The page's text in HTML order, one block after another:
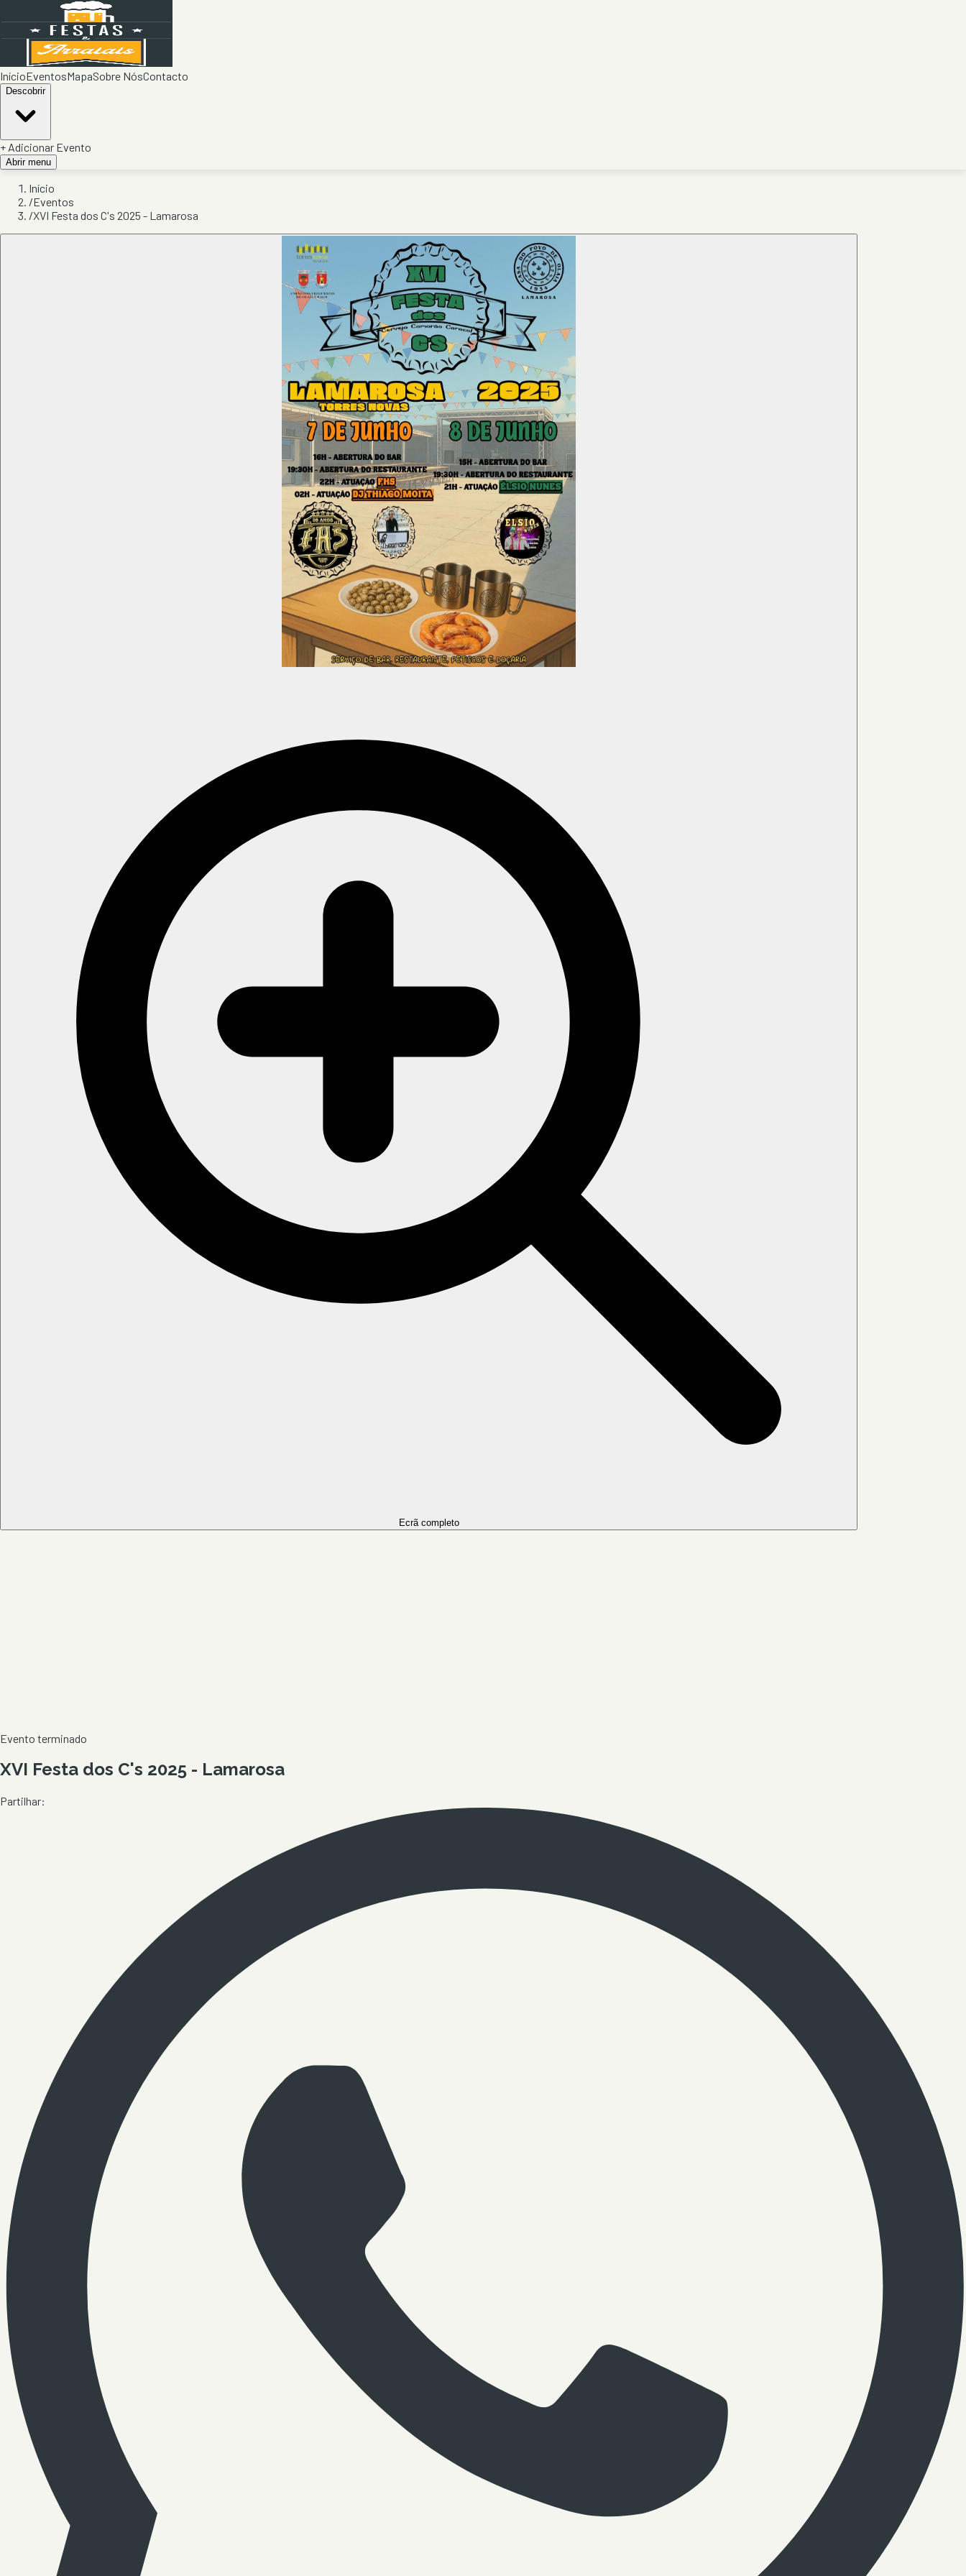
InícioEventosMapaSobre NósContacto
Descobrir
+ Adicionar Evento
Abrir menu
Início
/Eventos
/XVI Festa dos C's 2025 - Lamarosa
Ecrã completo
Evento terminado
XVI Festa dos C's 2025 - Lamarosa
Partilhar: